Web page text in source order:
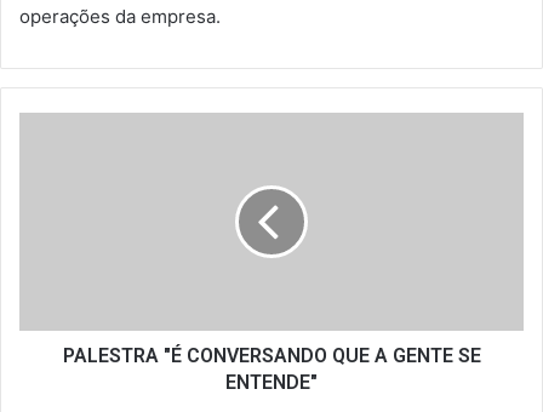
operações da empresa.
PALESTRA "É CONVERSANDO QUE A GENTE SE
ENTENDE"